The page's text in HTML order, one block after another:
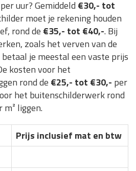
uur? Gemiddeld €30,- tot
moet je rekening houden
rond de €35,- tot €40,-. Bij
zoals het verven van de
je meestal een vaste prijs
kosten voor het
rond de €25,- tot €30,- per
het buitenschilderwerk rond
m² liggen.
Prijs inclusief mat en btw